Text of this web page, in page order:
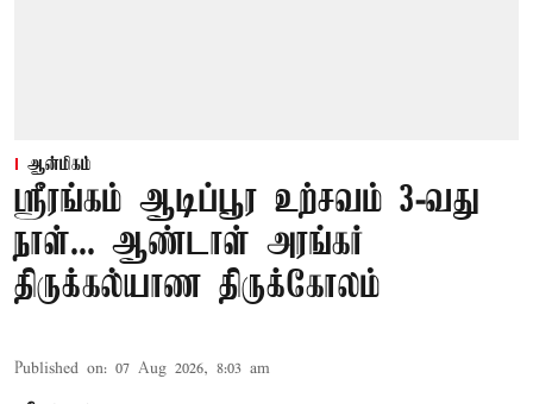
ஆன்மிகம்
ஸ்ரீரங்கம் ஆடிப்பூர உற்சவம் 3-வது
நாள்... ஆண்டாள் அரங்கர்
திருக்கல்யாண திருக்கோலம்
Published on: 07 Aug 2026, 8:03 am